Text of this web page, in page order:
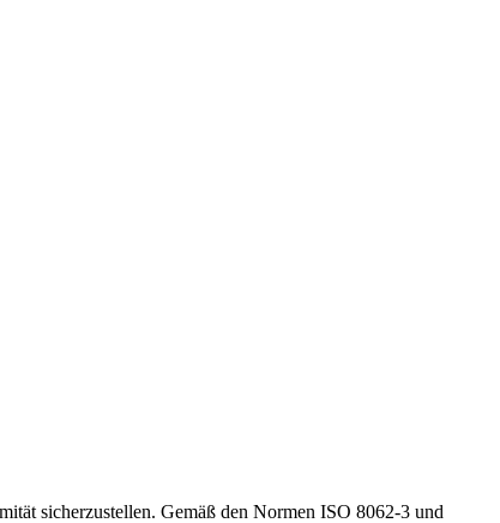
sicherzustellen. Gemäß den Normen ISO 8062-3 und